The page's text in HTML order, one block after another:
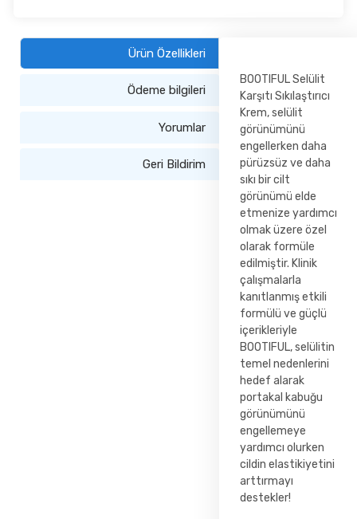
Ürün Özellikleri
Ödeme bilgileri
Yorumlar
Geri Bildirim
BOOTIFUL Selülit
Karşıtı Sıkılaştırıcı
Krem, selülit
görünümünü
engellerken daha
pürüzsüz ve daha
sıkı bir cilt
görünümü elde
etmenize yardımcı
olmak üzere özel
olarak formüle
edilmiştir. Klinik
çalışmalarla
kanıtlanmış etkili
formülü ve güçlü
içerikleriyle
BOOTIFUL, selülitin
temel nedenlerini
hedef alarak
portakal kabuğu
görünümünü
engellemeye
yardımcı olurken
cildin elastikiyetini
arttırmayı
destekler!